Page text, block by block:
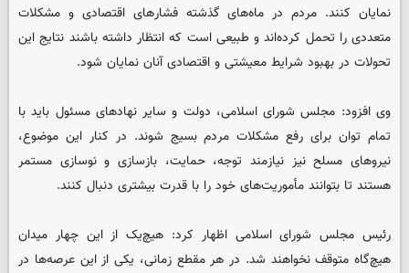
نمایان کنند. مردم در ماه‌های گذشته فشارهای اقتصادی و مشکلات
متعددی را تحمل کرده‌اند و طبیعی است که انتظار داشته باشند نتایج این
تحولات در بهبود شرایط معیشتی و اقتصادی آنان نمایان شود.
وی افزود: مجلس شورای اسلامی، دولت و سایر نهادهای مسئول باید با
تمام توان برای رفع مشکلات مردم بسیج شوند. در کنار این موضوع،
نیروهای مسلح نیز نیازمند توجه، حمایت، بازسازی و نوسازی مستمر
هستند تا بتوانند مأموریت‌های خود را با قدرت بیشتری دنبال کنند.
رئیس مجلس شورای اسلامی اظهار کرد: هیچ‌یک از این چهار میدان
هیچ‌گاه متوقف نخواهند شد. در هر مقطع زمانی، یکی از این عرصه‌ها در